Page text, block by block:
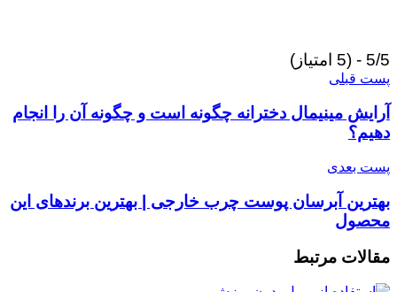
5/5 - (5 امتیاز)
پست قبلی
آرایش مینیمال دخترانه چگونه است و چگونه آن را انجام
دهیم؟
پست بعدی
بهترین آبرسان پوست چرب خارجی | بهترین برندهای این
محصول
مقالات مرتبط